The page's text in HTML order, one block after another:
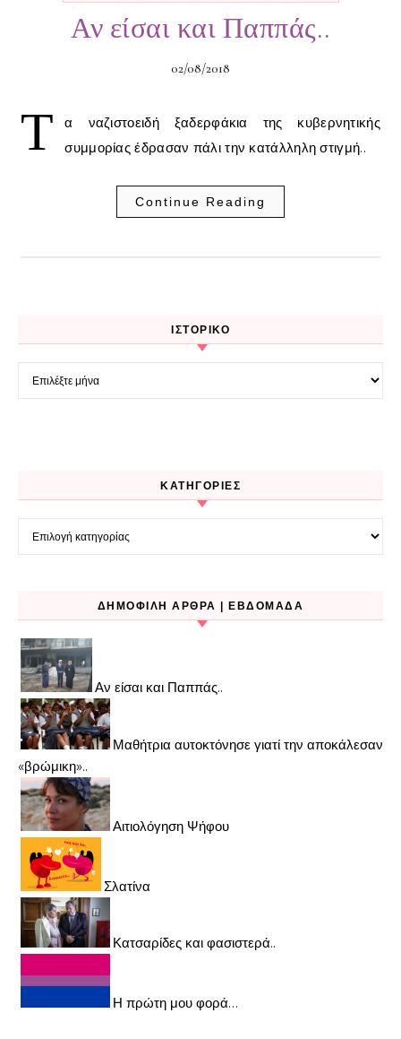
Αν είσαι και Παππάς..
02/08/2018
Τ
α ναζιστοειδή ξαδερφάκια της κυβερνητικής
συμμορίας έδρασαν πάλι την κατάλληλη στιγμή..
Continue Reading
ΙΣΤΟΡΙΚΌ
Ιστορικό
KΑΤΗΓΟΡΊΕΣ
Kατηγορίες
ΔΗΜΟΦΙΛΉ ΆΡΘΡΑ | ΕΒΔΟΜΆΔΑ
Αν είσαι και Παππάς..
Μαθήτρια αυτοκτόνησε γιατί την αποκάλεσαν
«βρώμικη»..
Αιτιολόγηση Ψήφου
Σλατίνα
Κατσαρίδες και φασιστερά..
Η πρώτη μου φορά…